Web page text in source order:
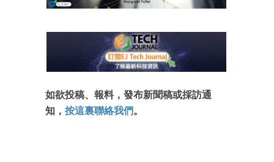
如欲投稿、報料，發布新聞稿或採訪通
知， 按這裏聯絡我們。